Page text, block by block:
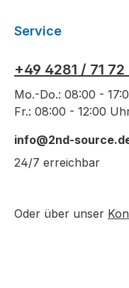
Service
+49 4281 / 71 72
Mo.-Do.: 08:00 -
Fr.: 08:00 - 12:00
info@2nd-
24/7 erreichbar
Oder über unser